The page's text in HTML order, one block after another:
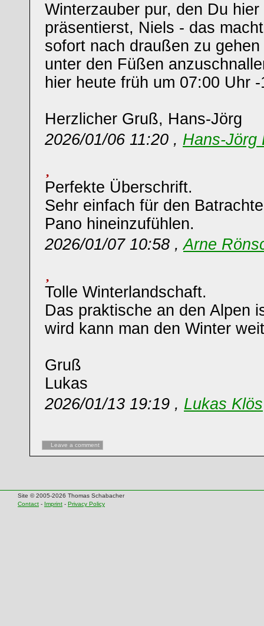
Winterzauber pur, den Du
präsentierst, Niels - das
sofort nach draußen zu
unter den Füßen
hier heute früh um 07:00 Uhr
Herzlicher Gruß, Hans-Jörg
2026/01/06 11:20 , Hans-Jörg
Perfekte Überschrift.
Sehr einfach für den
Pano hineinzufühlen.
2026/01/07 10:58 ,Arne
Tolle Winterlandschaft.
Das praktische an den Alpen
wird kann man den Winter
Gruß
Lukas
2026/01/13 19:19 , Lukas Klös
Leave a comment
Site © 2005-2026 Thomas Schabacher
Contact - Imprint - Privacy Policy